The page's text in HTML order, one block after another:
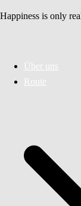
Happiness is only
Über uns
Route